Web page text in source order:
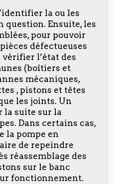
la ou les
question. Ensuite, les
pour pouvoir
défectueuses
l’état des
(boîtiers et
mécaniques,
, pistons et têtes
les joints. Un
la suite sur la
Dans certains cas,
la pompe en
de repeindre
réassemblage des
sur le banc
fonctionnement.